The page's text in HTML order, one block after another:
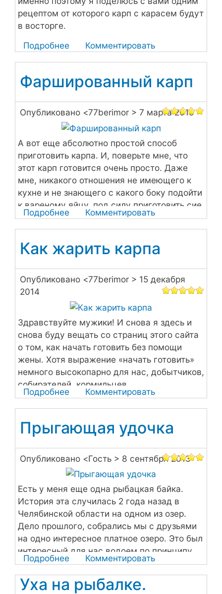
рецептом от которого карп с карасем будут
в восторге.
Подробнее
понравится
Комментировать
Фаршированный карп
Опубликовано <77berimor > 7 марта 2015
А вот еще абсолютно простой способ
приготовить карпа. И, поверьте мне, что
этот карп готовится очень просто. Даже
мне, никакого отношения не имеющего к
кухне и не знающего с какого боку подойти
к вареному яйцу, под силу приготовить сие
блюдо.
Подробнее Комментировать
Как жарить карпа
Опубликовано <77berimor > 15 декабря
2014
Здравствуйте мужики! И снова я здесь и
снова буду вещать со страниц этого сайта
о том, как начать готовить без помощи
жены. Хотя выражение «начать готовить»
немного высокопарно для нас, добытчиков,
собирателей, кормильцев...
Подробнее
карпа
Комментировать
Прыгающая удочка
Опубликовано <Гость > 8 сентября 2013
Есть у меня еще одна рыбацкая байка.
История эта случилась 2 года назад в
Челябинской области на одном из озер.
Дело прошлого, собрались мы с друзьями
на одно интересное платное озеро. Это был
интересный для нас водоем по принципу
цена – качество.
Подробнее
удочка
Комментировать
Уха на рыбалке.